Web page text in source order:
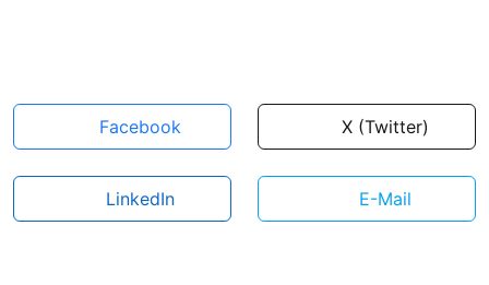
Facebook X (Twitter)
LinkedIn E-Mail